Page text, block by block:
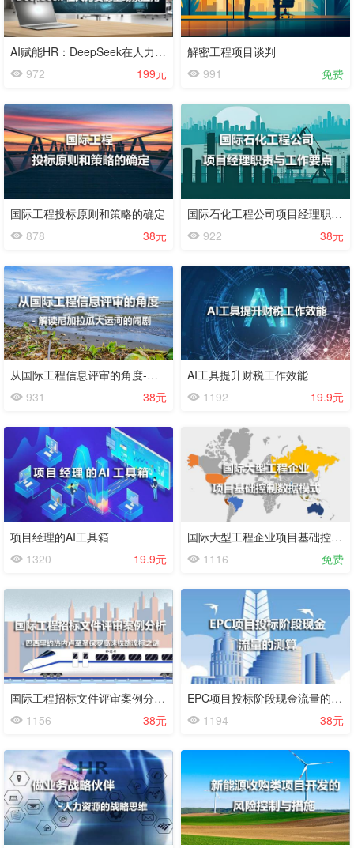
AI赋能HR：DeepSeek在人力资源全场景应用
972
199元
解密工程项目谈判
991
免费
国际工程投标原则和策略的确定
878
38元
试
看
国际石化工程公司项目经理职责与工作要点
922
38元
从国际工程信息评审的角度-解读尼加拉瓜大运河的闹剧
931
38元
看
AI工具提升财税工作效能
1192
19.9元
项目经理的AI工具箱
1320
19.9元
国际大型工程企业项目基础控制数据模式
1116
免费
国际工程招标文件评审案例分析-巴西里约热内卢至圣保罗高速铁路流标之谜
1156
38元
EPC项目投标阶段现金流量的测算
1194
38元